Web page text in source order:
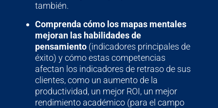
también.
Comprenda cómo los mapas mentales
mejoran las habilidades de
pensamiento (indicadores principales de
éxito) y cómo estas competencias
afectan los indicadores de retraso de sus
clientes, como un aumento de la
productividad, un mejor ROI, un mejor
rendimiento académico (para el campo